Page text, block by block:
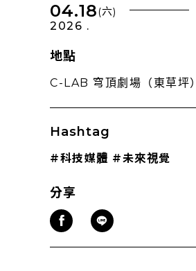
04.18(六)
2026 .
地點
C-LAB 穹頂劇場（東草坪）
Hashtag
#科技媒體 #未來視覺
分享